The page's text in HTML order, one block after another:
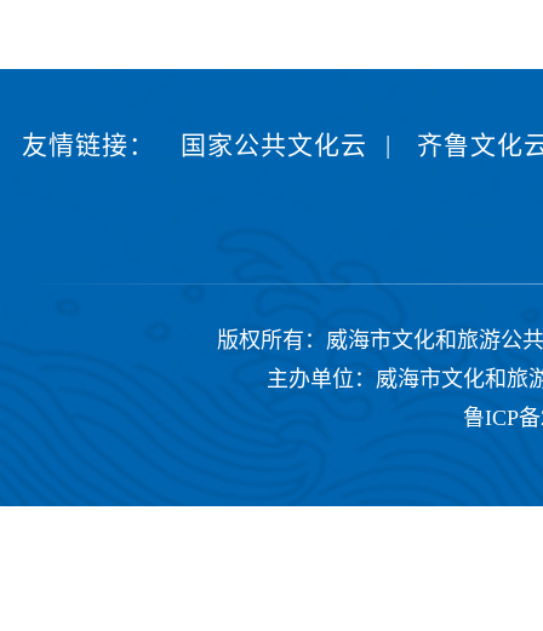
友情链接： 国家公共文化云 | 齐鲁文化
版权所有：威海市文化和旅游公共
主办单位：威海市文化和旅
鲁ICP备